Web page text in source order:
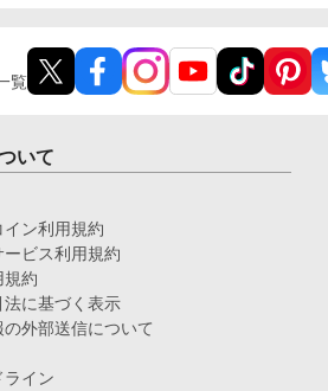
覧
いて
イン利用規約
ービス利用規約
規約
法に基づく表示
外部送信について
ライン